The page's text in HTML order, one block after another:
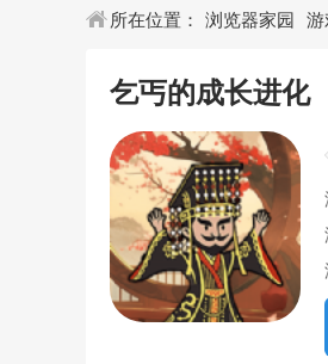
所在位置： 浏览器家园 游
乞丐的成长进化